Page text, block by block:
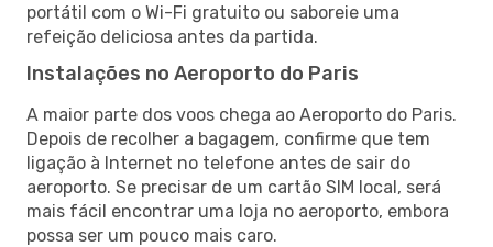
portátil com o Wi-Fi gratuito ou saboreie uma
refeição deliciosa antes da partida.
Instalações no Aeroporto do Paris
A maior parte dos voos chega ao Aeroporto do Paris.
Depois de recolher a bagagem, confirme que tem
ligação à Internet no telefone antes de sair do
aeroporto. Se precisar de um cartão SIM local, será
mais fácil encontrar uma loja no aeroporto, embora
possa ser um pouco mais caro.